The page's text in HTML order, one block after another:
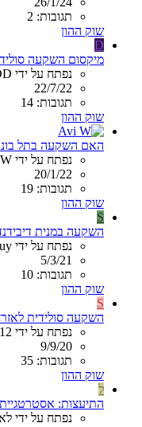
תגובות: 2
שוק ההון
D
מיקסום השקעה סולידית
נפתח על ידי DDD
22/7/22
תגובות: 14
שוק ההון
האם השקעה בתל
נפתח על ידי Avi W
20/1/22
תגובות: 19
שוק ההון
S
השקעה במנית
נפתח על ידי Solidguy
5/3/21
תגובות: 10
שוק ההון
S
השקעה סולידית
נפתח על ידי shlom12
9/9/20
תגובות: 35
שוק ההון
ל
התיעצות:
נפתח על ידי